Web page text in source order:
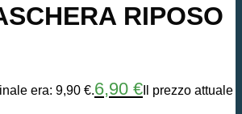
RIPOSO
era: 9,90 €.6,90 € Il prezzo attuale